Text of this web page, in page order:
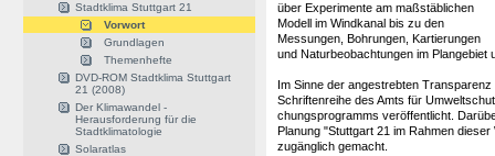
Stadtklima Stuttgart 21
Vorwort
Grundlagen
Themenhefte
DVD-ROM Stadtklima Stuttgart
21 (2008)
Der Klimawandel -
Herausforderung für die
Stadtklimatologie
Solaratlas
über Experimente am maßstäblichen
Modell im Windkanal bis zu den
Messungen, Bohrungen, Kartierungen
und Naturbeobachtungen im Plangebiet
Im Sinne der angestrebten
Schriftenreihe des Amts für
chungsprogramms veröffentlicht.
Planung "Stuttgart 21 im Rahmen
zugänglich gemacht.